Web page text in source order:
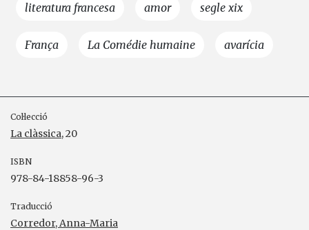
literatura francesa amor segle xix
França La Comédie humaine avarícia
Col·lecció
La clàssica, 20
ISBN
978-84-18858-96-3
Traducció
Corredor, Anna-Maria